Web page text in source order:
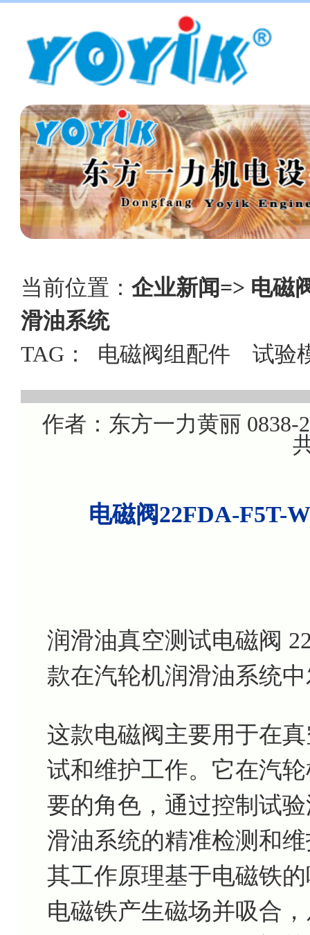
当前位置： 企业新闻=> 电磁
滑油系统
TAG： 电磁阀组配件 试验
作者：东方一力黄丽
电磁阀22FDA-F5T-
润滑油真空测试电磁阀
款在汽轮机润滑油系统
这款电磁阀主要用于在
试和维护工作。它在汽
要的角色，通过控制试
滑油系统的精准检测和
其工作原理基于电磁铁
电磁铁产生磁场并吸合